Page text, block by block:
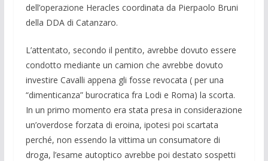
dell’operazione Heracles coordinata da Pierpaolo Bruni
della DDA di Catanzaro.
L’attentato, secondo il pentito, avrebbe dovuto essere
condotto mediante un camion che avrebbe dovuto
investire Cavalli appena gli fosse revocata ( per una
“dimenticanza” burocratica fra Lodi e Roma) la scorta.
In un primo momento era stata presa in considerazione
un’overdose forzata di eroina, ipotesi poi scartata
perché, non essendo la vittima un consumatore di
droga, l’esame autoptico avrebbe poi destato sospetti